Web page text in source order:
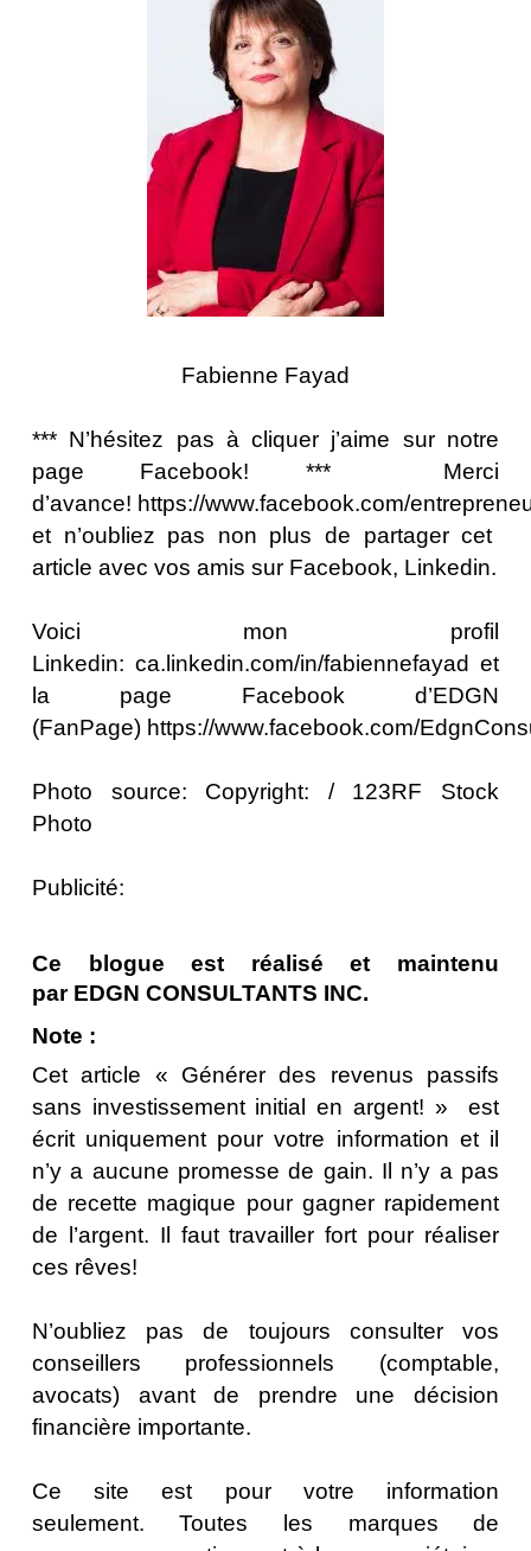
Fabienne Fayad
*** N’hésitez pas à cliquer j’aime sur notre
page Facebook! *** Merci
d’avance! https://www.facebook.com/
et n’oubliez pas non plus de partager cet
article avec vos amis sur Facebook, Linkedin.
Voici mon profil
Linkedin: ca.linkedin.com/in/fabiennefayad et
la page Facebook d’EDGN
(FanPage) https://www.facebook.com/
Photo source: Copyright: / 123RF Stock
Photo
Publicité:
Ce blogue est réalisé et maintenu
par EDGN CONSULTANTS INC.
Note :
Cet article « Générer des revenus passifs
sans investissement initial en argent! » est
écrit uniquement pour votre information et il
n’y a aucune promesse de gain. Il n’y a pas
de recette magique pour gagner rapidement
de l’argent. Il faut travailler fort pour réaliser
ces rêves!
N’oubliez pas de toujours consulter vos
conseillers professionnels (comptable,
avocats) avant de prendre une décision
financière importante.
Ce site est pour votre information
seulement. Toutes les marques de